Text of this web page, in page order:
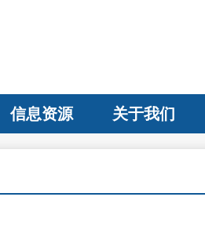
信息资源 关于我们